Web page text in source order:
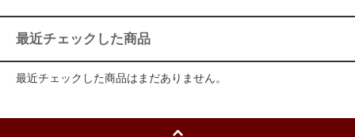
最近チェックした商品
最近チェックした商品はまだありません。